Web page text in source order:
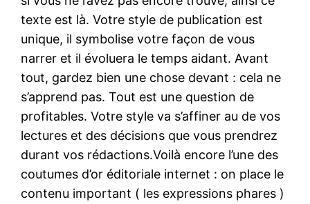
texte est là. Votre style de publication est
unique, il symbolise votre façon de vous
narrer et il évoluera le temps aidant. Avant
tout, gardez bien une chose devant : cela ne
s’apprend pas. Tout est une question de
profitables. Votre style va s’affiner au de vos
lectures et des décisions que vous prendrez
durant vos rédactions.Voilà encore l’une des
coutumes d’or éditoriale internet : on place le
contenu important ( les expressions phares )